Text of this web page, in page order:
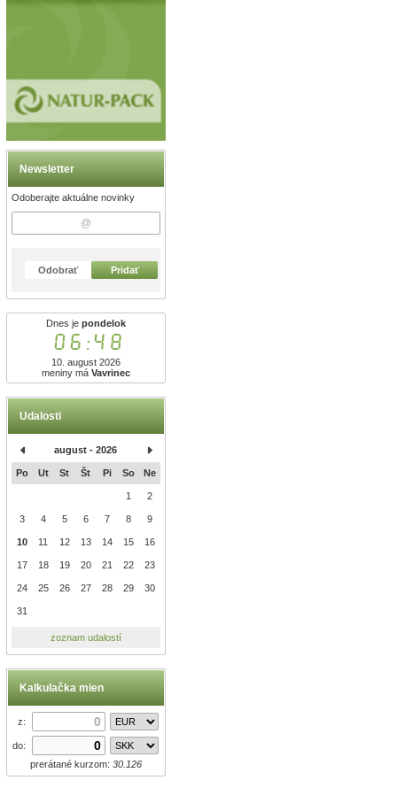
Newsletter
Odoberajte aktuálne novinky
Odobrať Pridať
Dnes je pondelok
06:48
10. august 2026
meniny má Vavrinec
Udalosti
august - 2026
Po Ut St Št Pi So Ne
1 2
3 4 5 6 7 8 9
10 11 12 13 14 15 16
17 18 19 20 21 22 23
24 25 26 27 28 29 30
31
zoznam udalostí
Kalkulačka mien
z:
do:
prerátané kurzom: 30.126